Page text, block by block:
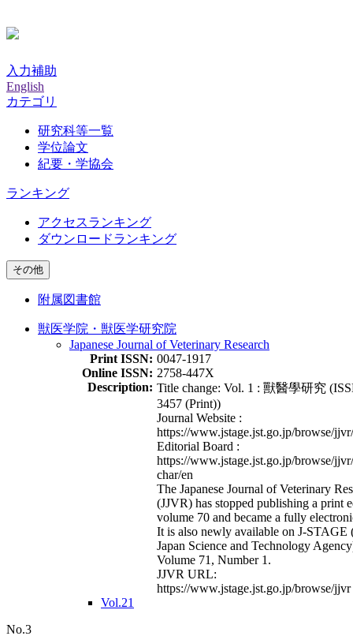
入力補助
English
カテゴリ
研究科等一覧
学位論文
紀要・学協会
ランキング
アクセスランキング
ダウンロードランキング
その他
附属図書館
獣医学院・獣医学研究院
Japanese Journal of Veterinary Research
Print ISSN: 0047-1917
Online ISSN: 2758-447X
Description: Title change: Vol. 1 : 獸醫學研究
3457 (Print))
Journal Website :
https://www.jstage.jst.go.jp/browse/
Editorial Board :
https://www.jstage.jst.go.jp/browse/
char/en
The Japanese Journal of Veterinary
(JJVR) has stopped publishing a print
volume 70 and became a fully
It is also newly available on J-STAGE
Japan Science and Technology
Volume 71, Number 1.
JJVR URL:
https://www.jstage.jst.go.jp/browse/jjvr
Vol.21
No.3